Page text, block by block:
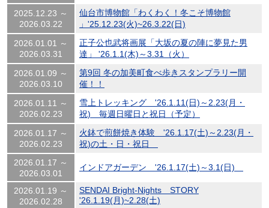
2025.12.23 ～
2026.03.22
仙台市博物館「わくわく！冬こそ博物館
」'25.12.23(火)~26.3.22(日)
2026.01.01 ～
2026.03.31
正子公也武将画展「大坂の夏の陣に夢見た男
達」 '26.1.1(木)～3.31（火）
2026.01.09 ～
2026.03.10
第9回 冬の加美町食べ歩きスタンプラリー開
催！！
2026.01.11 ～
2026.02.23
雪上トレッキング '26.1.11(日)～2.23(月・
祝) 毎週日曜日と祝日（予定）
2026.01.17 ～
2026.02.23
火鉢で煎餅焼き体験 '26.1.17(土)～2.23(月・
祝)の土・日・祝日
2026.01.17 ～
2026.03.01
インドアガーデン '26.1.17(土)～3.1(日)
2026.01.19 ～
2026.02.28
SENDAI Bright-Nights STORY
'26.1.19(月)~2.28(土)